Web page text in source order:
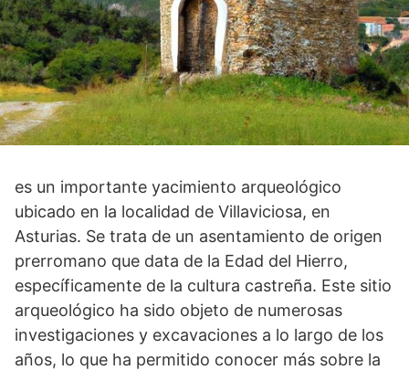
es un importante yacimiento arqueológico
ubicado en la localidad de Villaviciosa, ​en
Asturias. ​Se trata de un asentamiento de origen
prerromano que data de la Edad del Hierro,
específicamente de la cultura castreña. Este sitio
arqueológico ha sido objeto de ⁢numerosas⁤
investigaciones y excavaciones a lo largo de ⁢los
años, lo que ha permitido conocer más⁣ sobre la